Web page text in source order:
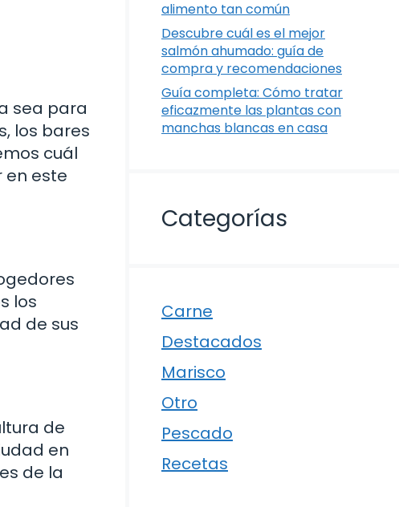
sea para
los bares
cuál
en este
los
de sus
de
en
de la
alimento tan común
Descubre cuál es el mejor
salmón ahumado: guía de
compra y recomendaciones
Guía completa: Cómo tratar
eficazmente las plantas con
manchas blancas en casa
Categorías
Carne
Destacados
Marisco
Otro
Pescado
Recetas